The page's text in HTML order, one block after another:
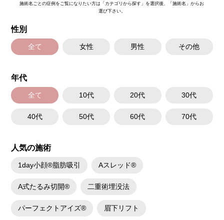
施術名ごとの症例をご覧になりたい方は「カテゴリから探す」を選択後、「施術名」からお
選び下さい。
性別
全て 女性 男性 その他
年代
全て 10代 20代 30代
40代 50代 60代 70代
人気の施術
1day小顔®脂肪吸引 Aスレッド®
A式たるみ切開® 二重術埋没法
パーフェクトアイズ® 眉下リフト